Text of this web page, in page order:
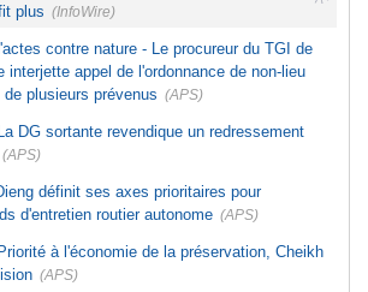
plus (InfoWire)
contre nature - Le procureur du TGI de
interjette appel de l'ordonnance de non-lieu
plusieurs prévenus (APS)
DG sortante revendique un redressement
(APS)
définit ses axes prioritaires pour
d'entretien routier autonome (APS)
à l'économie de la préservation, Cheikh
(APS)